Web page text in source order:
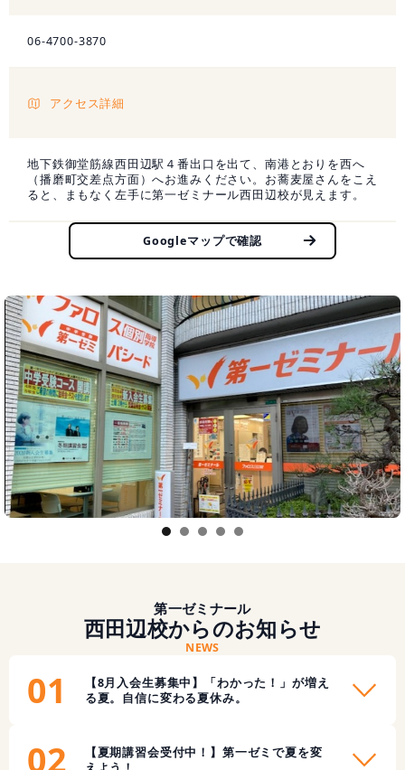
06-4700-3870
アクセス詳細
地下鉄御堂筋線西田辺駅４番出口を出て、南港とおりを西へ
（播磨町交差点方面）へお進みください。お蕎麦屋さんをこえ
ると、まもなく左手に第一ゼミナール西田辺校が見えます。
Googleマップで確認
1 2 3 4
第一ゼミナール
西田辺校からのお知らせ
NEWS
01
【8月入会生募集中】「わかった！」が増え
る夏。自信に変わる夏休み。
02
【夏期講習会受付中！】第一ゼミで夏を変